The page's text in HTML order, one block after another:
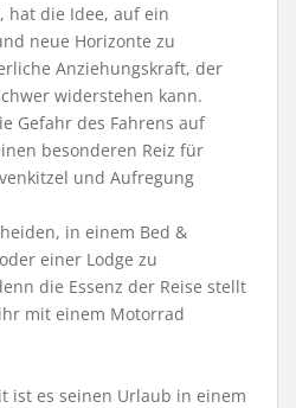
hat die Idee, auf ein
neue Horizonte zu
Anziehungskraft, der
widerstehen kann.
Gefahr des Fahrens auf
besonderen Reiz für
und Aufregung
in einem Bed &
einer Lodge zu
die Essenz der Reise stellt
mit einem Motorrad
ist es seinen Urlaub in einem